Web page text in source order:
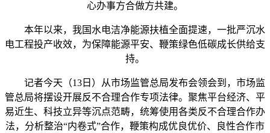
心办事方合做方共建。
本年以来，我国水电洁净能源扶植全面提速，一批严沉水
电工程投产收效，为保障能源平安、鞭策绿色低碳成长供给支
持。
记者今天（13日）从市场监管总局发布会领会到，市场监
管总局将摆设开展反不合理合作专项法律。聚焦平台经济、平
易近生、科技立异等沉点范畴，统筹使用各类反不合理合作办
法，分析整治“内卷式”合作，鞭策构成优良优价、良性合作市